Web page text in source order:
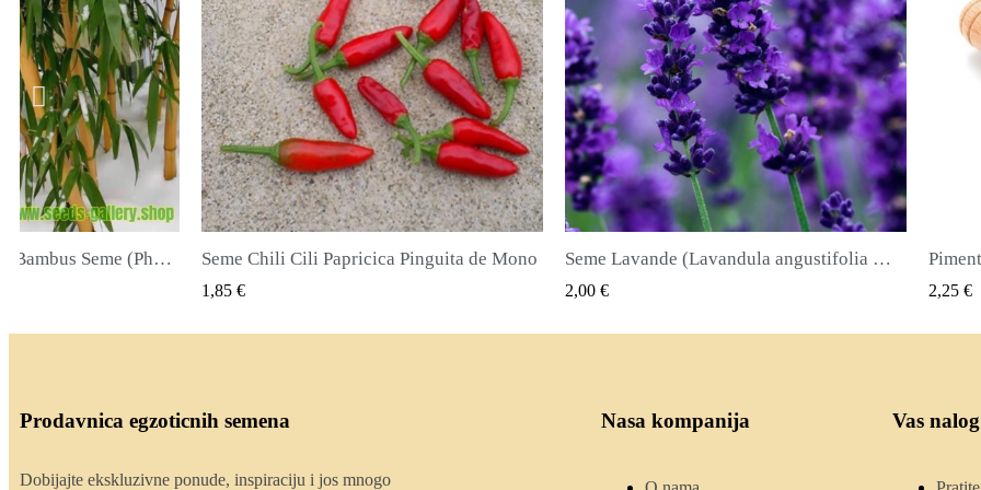
VIEWPinguita de Mono QUICK VIEW Seme Lavande (Lavandula angustifolia Mill)
2,00 €
QUICK VIEW Piment ili Najkvirc Seme Lekovita biljka i zacin
2,25 €
Seme
2,50 €
Prodavnica egzoticnih semena
Dobijajte ekskluzivne ponude, inspiraciju i jos mnogo
Nasa kompanija Vas nalog